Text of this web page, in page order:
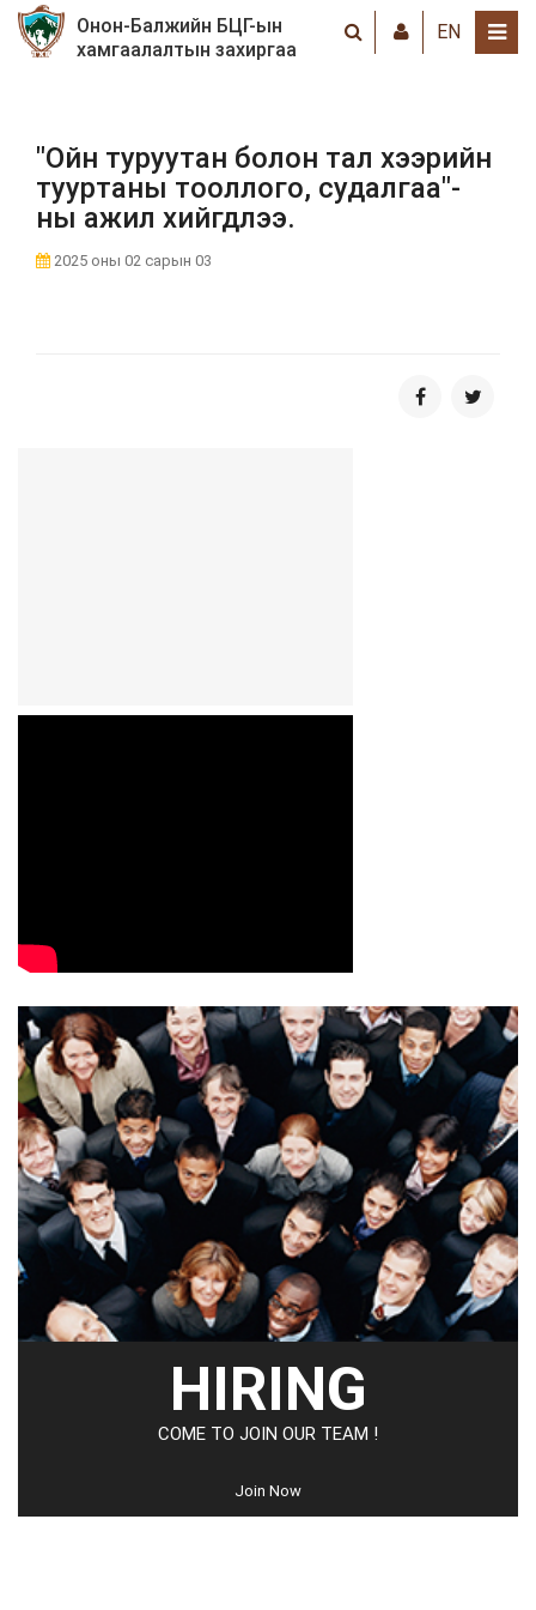
Онон-Балжийн БЦГ-ын
хамгаалалтын захиргаа
EN
"Ойн туруутан болон тал хээрийн
тууртаны тооллого, судалгаа"-
ны ажил хийгдлээ.
2025 оны 02 сарын 03
HIRING
COME TO JOIN OUR TEAM !
Join Now